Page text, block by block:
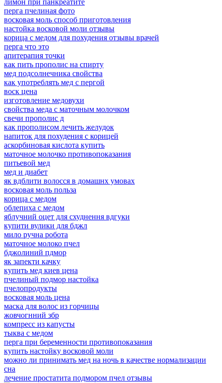
лимон при панкреатите
перга пчелиная фото
восковая моль способ приготовления
настойка восковой моли отзывы
корица с медом для похудения отзывы врачей
перга что это
апитерапия точки
как пить прополис на спирту
мед подсолнечника свойства
как употреблять мед с пергой
воск цена
изготовление медовухи
свойства меда с маточным молочком
свечи прополис д
как прополисом лечить желудок
напиток для похудения с корицей
аскорбиновая кислота купить
маточное молочко противопоказания
питьевой мед
мед и диабет
як вдблити волосся в домашнх умовах
восковая моль польза
корица с медом
облепиха с медом
яблучний оцет для схуднення вдгуки
купити вулики для бджл
мило ручна робота
маточное молоко пчел
бджолиний пдмор
як запекти качку
купить мед киев цена
пчелиный подмор настойка
пчелопродукты
восковая моль цена
маска для волос из горчицы
жовчогнний збр
компресс из капусты
тыква с медом
перга при беременности противопоказания
купить настойку восковой моли
можно ли принимать мед на ночь в качестве нормализации
сна
лечение простатита подмором пчел отзывы